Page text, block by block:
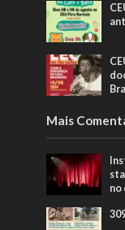
Mais
no